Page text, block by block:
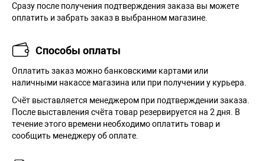
Сразу после получения подтверждения заказа вы можете
оплатить и забрать заказ в выбранном магазине.
Способы оплаты
Оплатить заказ можно банковскими картами или
наличными накассе магазина или при получении у курьера.
Cчёт выставляется менеджером при подтверждении заказа.
После выставления счёта товар резервируется на 2 дня. В
течение этого времени необходимо оплатить товар и
сообщить менеджеру об оплате.